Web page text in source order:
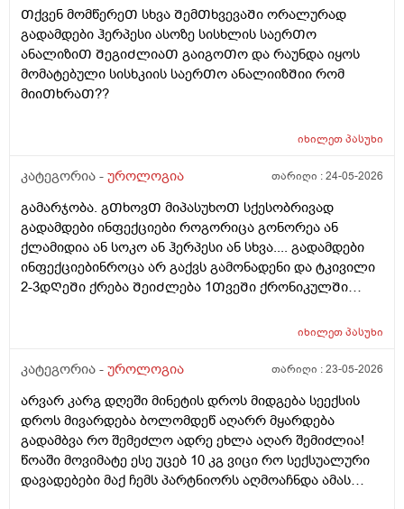
Თქვენ მომწერეᲗ სხვა ᲨემᲗხვევაᲨი ორალურად
გადამდები ჰერპესი ასოზე სისხლის საერᲗო
ანალიზიᲗ ᲨეგიᲫლიაᲗ გაიგოᲗო და რაუნდა იყოს
მომატებული სისხკიის საერᲗო ანალიიზᲨიი რომ
მიიᲗხრაᲗ??
იხილეთპასუხი
კატეგორია - უროლოგია თარიღი :24-05-2026
გამარჯობა. გᲗხოვᲗ მიპასუხოᲗ სქესობრივად
გადამდები ინფექციები როგორიცა გონორეა ან
ქლამიდია ან სოკო ან ჰერპესი ან სხვა.... გადამდები
ინფექციებინროცა არ გაქვს გამონადენი და ტკივილი
2-3დᲦეᲨი ქრება ᲨეიᲫლება 1ᲗვეᲨი ქრონიკულᲨი
იხილეთპასუხი
კატეგორია - უროლოგია თარიღი :23-05-2026
არვარ კარგ დღეში მინეტის დროს მიდგება სეექსის
დროს მივარდება ბოლომდეწ აღარრ მყარდება
გადამბვა რო შემეძლო ადრე ეხლა აღარ შემიძლია!
წოაში მოვიმატე ესე უცებ 10 კგ ვიცი რო სექსუალური
დავადებები მაქ ჩემს პარტნიორს აღმოაჩნდა ამას